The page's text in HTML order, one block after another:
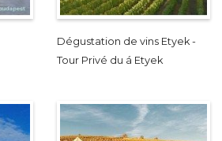
Dégustation de vins Etyek -
Tour Privé du á Etyek